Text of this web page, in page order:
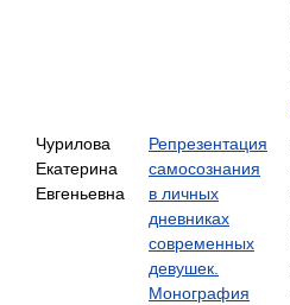
Чурилова
Екатерина
Евгеньевна
Репрезентация
самосознания
в личных
дневниках
современных
девушек.
Монография